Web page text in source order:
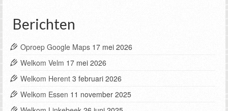
Berichten
Oproep Google Maps 17 mei 2026
Welkom Velm 17 mei 2026
Welkom Herent 3 februari 2026
Welkom Essen 11 november 2025